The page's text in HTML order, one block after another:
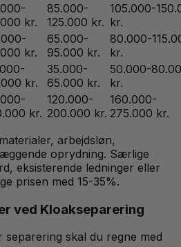
kr.
85.000-
125.000 kr.
105.000-
kr.
kr.
65.000-
95.000 kr.
80.000-
kr.
kr.
35.000-
65.000 kr.
50.000-
kr.
kr.
120.000-
200.000 kr.
160.000-
275.000 kr.
arbejdsløn,
oprydning. Særlige
eksisterende ledninger eller
prisen med 15-35%.
ved Kloakseparering
skal du regne med